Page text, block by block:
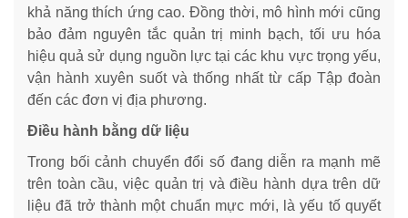
khả năng thích ứng cao. Đồng thời, mô hình mới cũng
bảo đảm nguyên tắc quản trị minh bạch, tối ưu hóa
hiệu quả sử dụng nguồn lực tại các khu vực trọng yếu,
vận hành xuyên suốt và thống nhất từ cấp Tập đoàn
đến các đơn vị địa phương.
Điều hành bằng dữ liệu
Trong bối cảnh chuyển đổi số đang diễn ra mạnh mẽ
trên toàn cầu, việc quản trị và điều hành dựa trên dữ
liệu đã trở thành một chuẩn mực mới, là yếu tố quyết